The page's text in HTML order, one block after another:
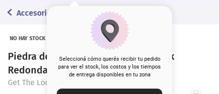
Seleccioná cómo querés recibir tu pedido
para ver el stock, los costos y los tiempos
de entrega disponibles en tu zona
Accesorios
NO HAY STOCK
Piedra de Masaje Facial Get The Look
Redonda
Get The Look
3.
5. corrector
rubor